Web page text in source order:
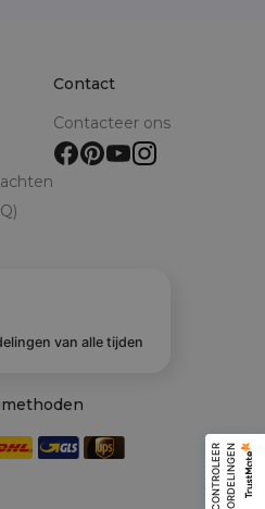
Contact
Contacteer ons
van alle tijden
C
O
N
T
R
O
L
E
E
R
B
E
O
O
R
D
E
L
I
N
G
EN